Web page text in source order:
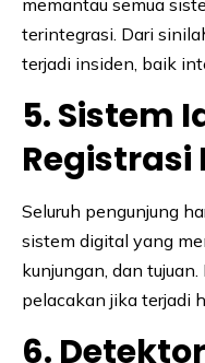
memantau semua
terintegrasi. Dari
terjadi insiden, baik
5. Sistem
Seluruh pengunjung
sistem digital yang
kunjungan, dan
pelacakan jika terjadi
6.